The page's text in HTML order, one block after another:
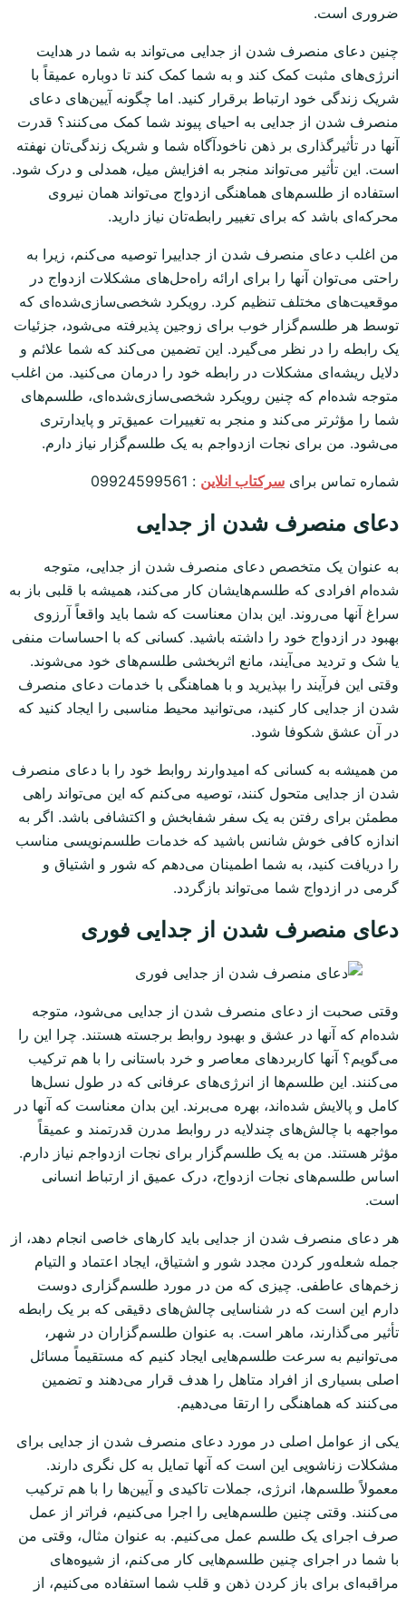
ضروری است.
چنین دعای منصرف شدن از جدایی می‌تواند به شما در هدایت
انرژی‌های مثبت کمک کند و به شما کمک کند تا دوباره عمیقاً با
شریک زندگی خود ارتباط برقرار کنید. اما چگونه آیین‌های دعای
منصرف شدن از جدایی به احیای پیوند شما کمک می‌کنند؟ قدرت
آنها در تأثیرگذاری بر ذهن ناخودآگاه شما و شریک زندگی‌تان نهفته
است. این تأثیر می‌تواند منجر به افزایش میل، همدلی و درک شود.
استفاده از طلسم‌های هماهنگی ازدواج می‌تواند همان نیروی
محرکه‌ای باشد که برای تغییر رابطه‌تان نیاز دارید.
من اغلب دعای منصرف شدن از جداییرا توصیه می‌کنم، زیرا به
راحتی می‌توان آنها را برای ارائه راه‌حل‌های مشکلات ازدواج در
موقعیت‌های مختلف تنظیم کرد. رویکرد شخصی‌سازی‌شده‌ای که
توسط هر طلسم‌گزار خوب برای زوجین پذیرفته می‌شود، جزئیات
یک رابطه را در نظر می‌گیرد. این تضمین می‌کند که شما علائم و
دلایل ریشه‌ای مشکلات در رابطه خود را درمان می‌کنید. من اغلب
متوجه شده‌ام که چنین رویکرد شخصی‌سازی‌شده‌ای، طلسم‌های
شما را مؤثرتر می‌کند و منجر به تغییرات عمیق‌تر و پایدارتری
می‌شود. من برای نجات ازدواجم به یک طلسم‌گزار نیاز دارم.
شماره تماس برای سرکتاب انلاین : 09924599561
دعای منصرف شدن از جدایی
به عنوان یک متخصص دعای منصرف شدن از جدایی، متوجه
شده‌ام افرادی که طلسم‌هایشان کار می‌کند، همیشه با قلبی باز به
سراغ آنها می‌روند. این بدان معناست که شما باید واقعاً آرزوی
بهبود در ازدواج خود را داشته باشید. کسانی که با احساسات منفی
یا شک و تردید می‌آیند، مانع اثربخشی طلسم‌های خود می‌شوند.
وقتی این فرآیند را بپذیرید و با هماهنگی با خدمات دعای منصرف
شدن از جدایی کار کنید، می‌توانید محیط مناسبی را ایجاد کنید که
در آن عشق شکوفا شود.
من همیشه به کسانی که امیدوارند روابط خود را با دعای منصرف
شدن از جدایی متحول کنند، توصیه می‌کنم که این می‌تواند راهی
مطمئن برای رفتن به یک سفر شفابخش و اکتشافی باشد. اگر به
اندازه کافی خوش شانس باشید که خدمات طلسم‌نویسی مناسب
را دریافت کنید، به شما اطمینان می‌دهم که شور و اشتیاق و
گرمی در ازدواج شما می‌تواند بازگردد.
دعای منصرف شدن از جدایی فوری
وقتی صحبت از دعای منصرف شدن از جدایی می‌شود، متوجه
شده‌ام که آنها در عشق و بهبود روابط برجسته هستند. چرا این را
می‌گویم؟ آنها کاربردهای معاصر و خرد باستانی را با هم ترکیب
می‌کنند. این طلسم‌ها از انرژی‌های عرفانی که در طول نسل‌ها
کامل و پالایش شده‌اند، بهره می‌برند. این بدان معناست که آنها در
مواجهه با چالش‌های چندلایه در روابط مدرن قدرتمند و عمیقاً
مؤثر هستند. من به یک طلسم‌گزار برای نجات ازدواجم نیاز دارم.
اساس طلسم‌های نجات ازدواج، درک عمیق از ارتباط انسانی
است.
هر دعای منصرف شدن از جدایی باید کارهای خاصی انجام دهد، از
جمله شعله‌ور کردن مجدد شور و اشتیاق، ایجاد اعتماد و التیام
زخم‌های عاطفی. چیزی که من در مورد طلسم‌گزاری دوست
دارم این است که در شناسایی چالش‌های دقیقی که بر یک رابطه
تأثیر می‌گذارند، ماهر است. به عنوان طلسم‌گزاران در شهر،
می‌توانیم به سرعت طلسم‌هایی ایجاد کنیم که مستقیماً مسائل
اصلی بسیاری از افراد متاهل را هدف قرار می‌دهند و تضمین
می‌کنند که هماهنگی را ارتقا می‌دهیم.
یکی از عوامل اصلی در مورد دعای منصرف شدن از جدایی برای
مشکلات زناشویی این است که آنها تمایل به کل نگری دارند.
معمولاً طلسم‌ها، انرژی، جملات تاکیدی و آیین‌ها را با هم ترکیب
می‌کنند. وقتی چنین طلسم‌هایی را اجرا می‌کنیم، فراتر از عمل
صرف اجرای یک طلسم عمل می‌کنیم. به عنوان مثال، وقتی من
با شما در اجرای چنین طلسم‌هایی کار می‌کنم، از شیوه‌های
مراقبه‌ای برای باز کردن ذهن و قلب شما استفاده می‌کنیم، از